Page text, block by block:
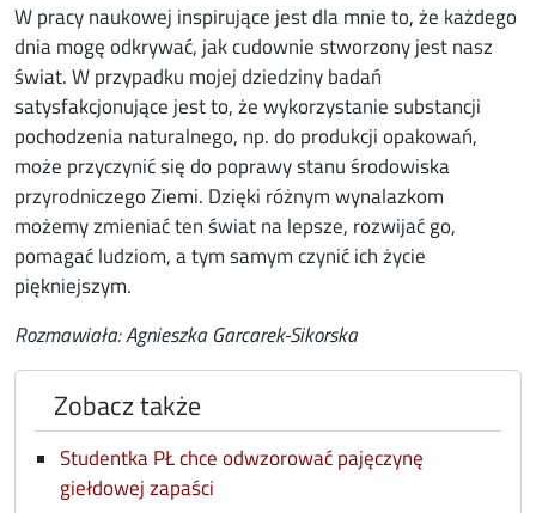
W pracy naukowej inspirujące jest dla mnie to, że każdego
dnia mogę odkrywać, jak cudownie stworzony jest nasz
świat. W przypadku mojej dziedziny badań
satysfakcjonujące jest to, że wykorzystanie substancji
pochodzenia naturalnego, np. do produkcji opakowań,
może przyczynić się do poprawy stanu środowiska
przyrodniczego Ziemi. Dzięki różnym wynalazkom
możemy zmieniać ten świat na lepsze, rozwijać go,
pomagać ludziom, a tym samym czynić ich życie
piękniejszym.
Rozmawiała: Agnieszka Garcarek-Sikorska
Zobacz także
Studentka PŁ chce odwzorować pajęczynę
giełdowej zapaści